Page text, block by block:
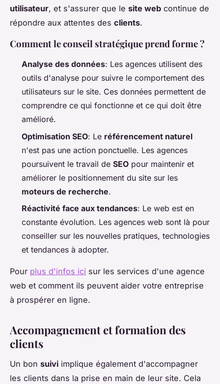
utilisateur, et s'assurer que le site web continue de
répondre aux attentes des clients.
Comment le conseil stratégique prend forme ?
Analyse des données: Les agences utilisent des
outils d'analyse pour suivre le comportement des
utilisateurs sur le site. Ces données permettent de
comprendre ce qui fonctionne et ce qui doit être
amélioré.
Optimisation SEO: Le référencement naturel
n'est pas une action ponctuelle. Les agences
poursuivent le travail de SEO pour maintenir et
améliorer le positionnement du site sur les
moteurs de recherche.
Réactivité face aux tendances: Le web est en
constante évolution. Les agences web sont là pour
conseiller sur les nouvelles pratiques, technologies
et tendances à adopter.
Pour plus d'infos ici sur les services d'une agence
web et comment ils peuvent aider votre entreprise
à prospérer en ligne.
Accompagnement et formation des
clients
Un bon suivi implique également d'accompagner
les clients dans la prise en main de leur site. Cela